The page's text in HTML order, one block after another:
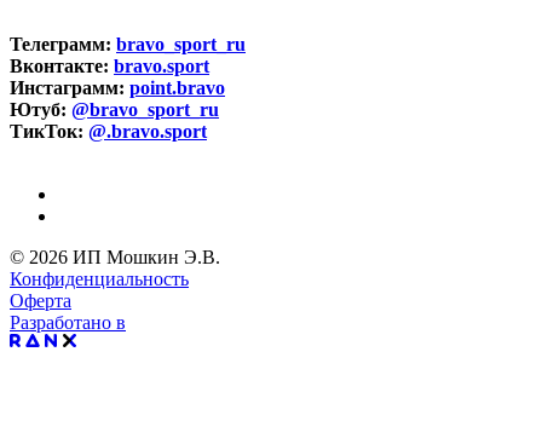
Телеграмм: bravo_sport_ru
Вконтакте: bravo.sport
Инстаграмм: point.bravo
Ютуб: @bravo_sport_ru
ТикТок: @.bravo.sport
© 2026 ИП Мошкин Э.В.
Конфиденциальность
Оферта
Разработано в